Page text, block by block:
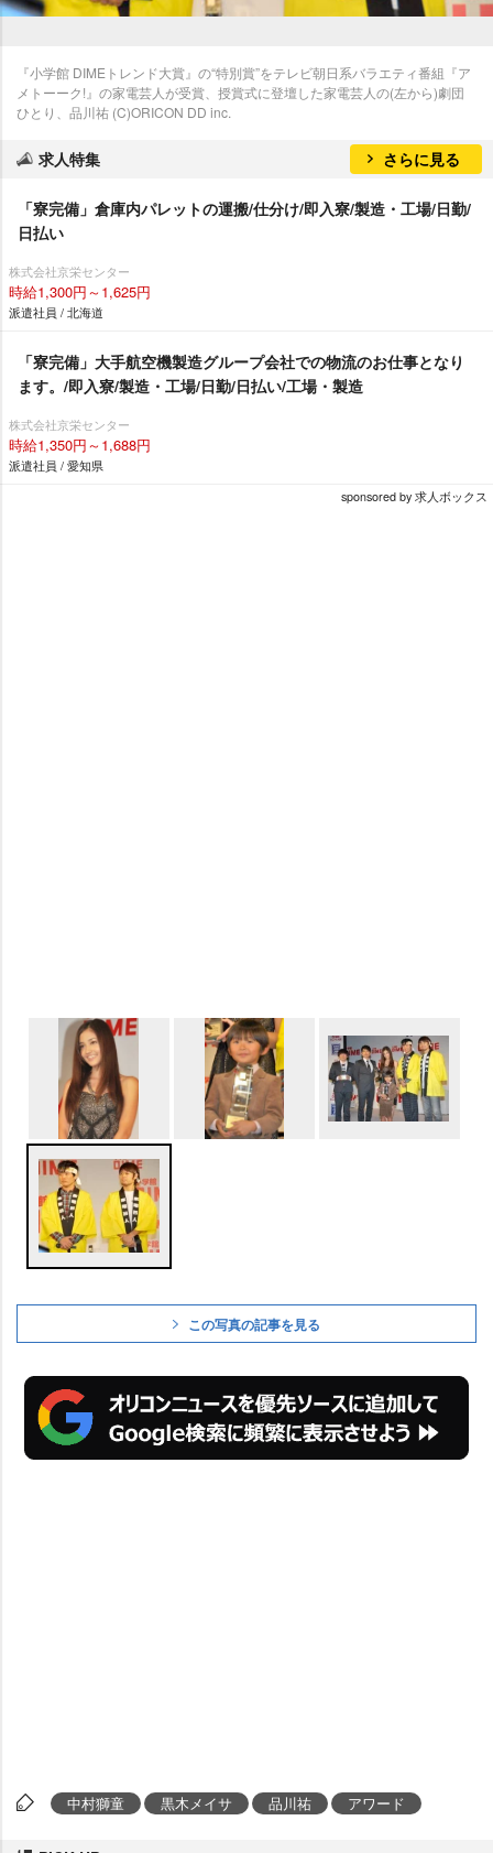
『小学館 DIMEトレンド大賞』の“特別賞”をテレビ朝日系バラエティ番組『ア
メトーーク!』の家電芸人が受賞、授賞式に登壇した家電芸人の(左から)劇団
ひとり、品川祐 (C)ORICON DD inc.
求人特集 さらに見る
「寮完備」倉庫内パレットの運搬/仕分け/即入寮/製造・工場/日勤/
日払い
株式会社京栄センター
時給1,300円～1,625円
派遣社員 / 北海道
「寮完備」大手航空機製造グループ会社での物流のお仕事となり
ます。/即入寮/製造・工場/日勤/日払い/工場・製造
株式会社京栄センター
時給1,350円～1,688円
派遣社員 / 愛知県
sponsored by 求人ボックス
この写真の記事を見る
中村獅童 黒木メイサ 品川祐 アワード